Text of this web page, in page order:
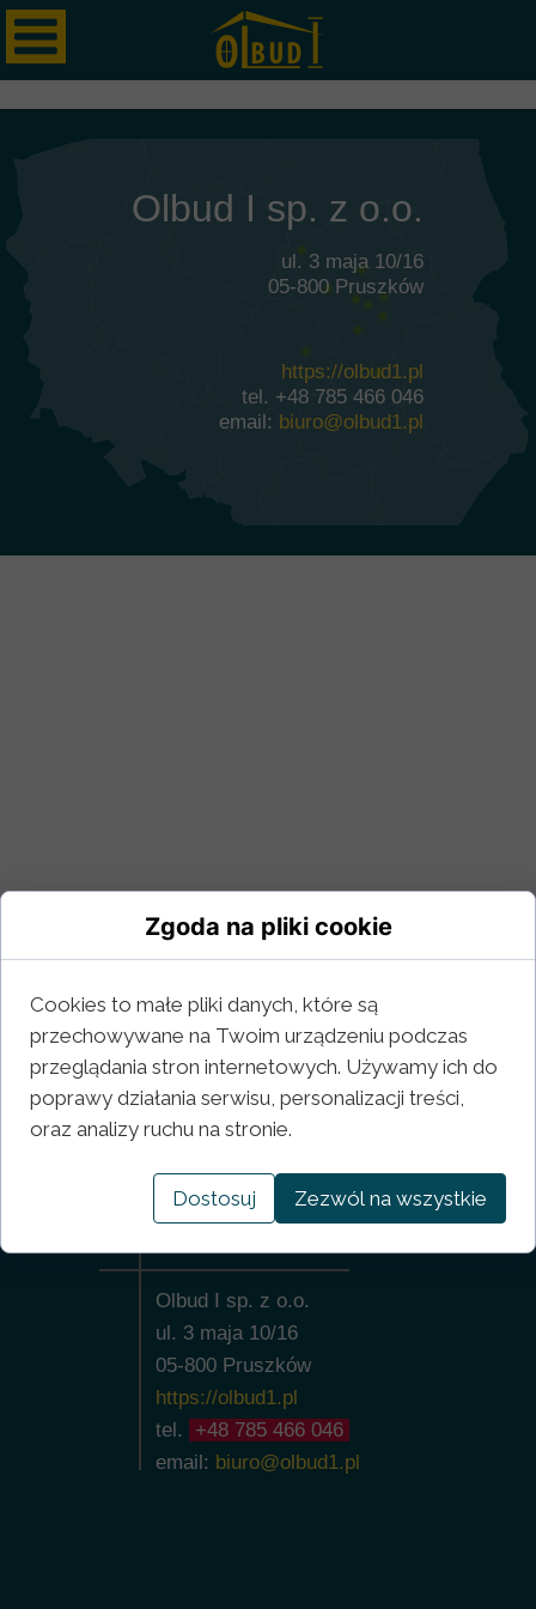
Olbud I sp. z o.o.
ul. 3 maja 10/16
05-800 Pruszków
https://olbud1.pl
tel.
+48 785 466 046
email: biuro@olbud1.pl
Olbud I sp. z o.o.
ul. 3 maja 10/16
05-800 Pruszków
https://olbud1.pl
tel. +48 785 466 046
email: biuro@olbud1.pl
Zgoda na pliki cookie
Cookies to małe pliki danych, które są
przechowywane na Twoim urządzeniu podczas
przeglądania stron internetowych. Używamy ich do
poprawy działania serwisu, personalizacji treści,
oraz analizy ruchu na stronie.
Dostosuj Zezwól na wszystkie